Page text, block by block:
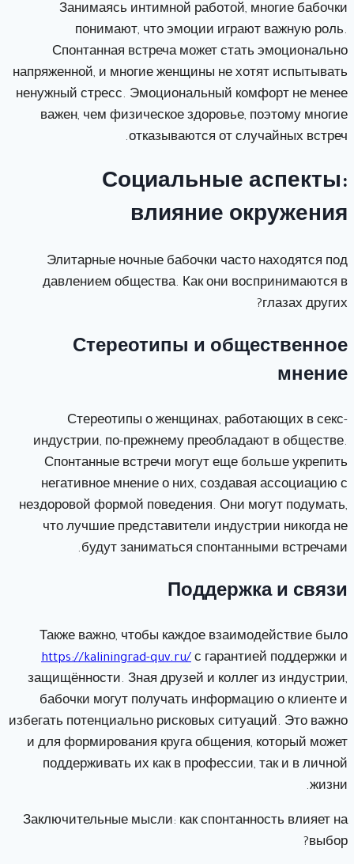
Занимаясь интимной работой, многие бабочки
понимают, что эмоции играют важную роль.
Спонтанная встреча может стать эмоционально
напряженной, и многие женщины не хотят испытывать
ненужный стресс. Эмоциональный комфорт не менее
важен, чем физическое здоровье, поэтому многие
отказываются от случайных встреч.
Социальные аспекты:
влияние окружения
Элитарные ночные бабочки часто находятся под
давлением общества. Как они воспринимаются в
глазах других?
Стереотипы и общественное
мнение
Стереотипы о женщинах, работающих в секс-
индустрии, по-прежнему преобладают в обществе.
Спонтанные встречи могут еще больше укрепить
негативное мнение о них, создавая ассоциацию с
нездоровой формой поведения. Они могут подумать,
что лучшие представители индустрии никогда не
будут заниматься спонтанными встречами.
Поддержка и связи
Также важно, чтобы каждое взаимодействие было
https://kaliningrad-quv.ru/ с гарантией поддержки и
защищённости. Зная друзей и коллег из индустрии,
бабочки могут получать информацию о клиенте и
избегать потенциально рисковых ситуаций. Это важно
и для формирования круга общения, который может
поддерживать их как в профессии, так и в личной
жизни.
Заключительные мысли: как спонтанность влияет на
выбор?